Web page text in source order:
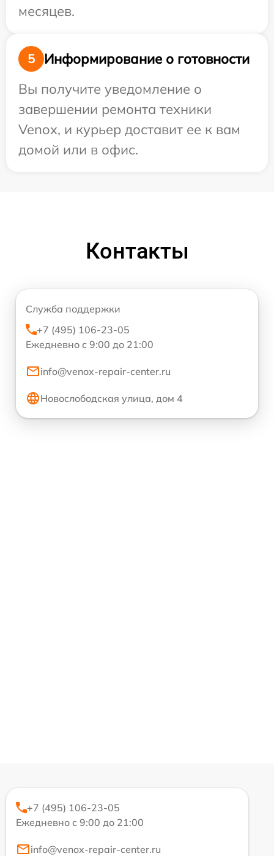
месяцев.
5
Информирование о готовности
Вы получите уведомление о
завершении ремонта техники
Venox, и курьер доставит ее к вам
домой или в офис.
Контакты
Служба поддержки
+7 (495) 106-23-05
Ежедневно с 9:00 до 21:00
info@venox-repair-center.ru
Новослободская улица, дом 4
+7 (495) 106-23-05
Ежедневно с 9:00 до 21:00
info@venox-repair-center.ru